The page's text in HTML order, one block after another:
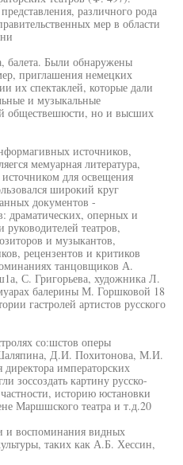
различного рода
мер в области
балета. Были обнаружены
приглашения немецких
их спектаклей, которые дали
и музыкальные
обществешюсти, но и высших
источников,
мемуарная литература,
для освещения
широкий круг
документов -
драматических, оперных и
театров,
и музыкантов,
рецензентов и критиков
танцовщиков А.
С. Григорьева, художника Л.
балерины М. Горшковой 18
гастролей артистов русского
со:шстов оперы
Д.И. Похитонова, М.И.
императорских
зоссоздать картину русско-
историю юстановки
Маршшского театра и т.д.20
и воспоминания видных
таких как А.Б. Хессин,